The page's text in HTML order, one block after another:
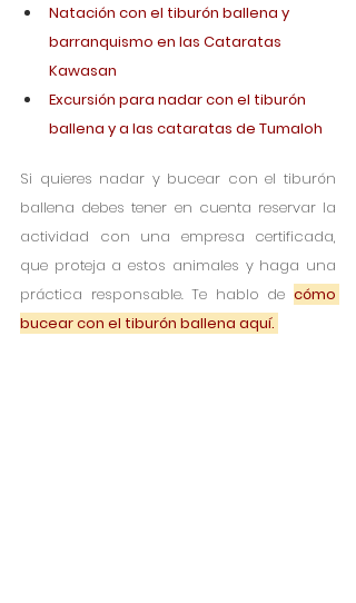
Natación con el tiburón ballena y
barranquismo en las Cataratas
Kawasan
Excursión para nadar con el tiburón
ballena y a las cataratas de Tumaloh
Si quieres nadar y bucear con el tiburón
ballena debes tener en cuenta reservar la
actividad con una empresa certificada,
que proteja a estos animales y haga una
práctica responsable. Te hablo de cómo
bucear con el tiburón ballena aquí.